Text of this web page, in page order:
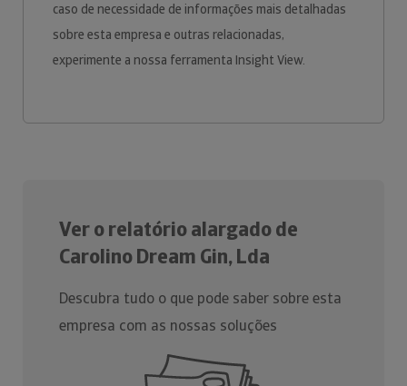
caso de necessidade de informações mais detalhadas
sobre esta empresa e outras relacionadas,
experimente a nossa ferramenta Insight View.
Ver o relatório alargado de
Carolino Dream Gin, Lda
Descubra tudo o que pode saber sobre esta
empresa com as nossas soluções